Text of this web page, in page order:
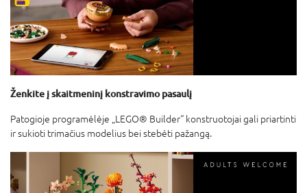
Ženkite į skaitmeninį konstravimo pasaulį
Patogioje programėlėje „LEGO® Builder“ konstruotojai gali priartinti
ir sukioti trimačius modelius bei stebėti pažangą.